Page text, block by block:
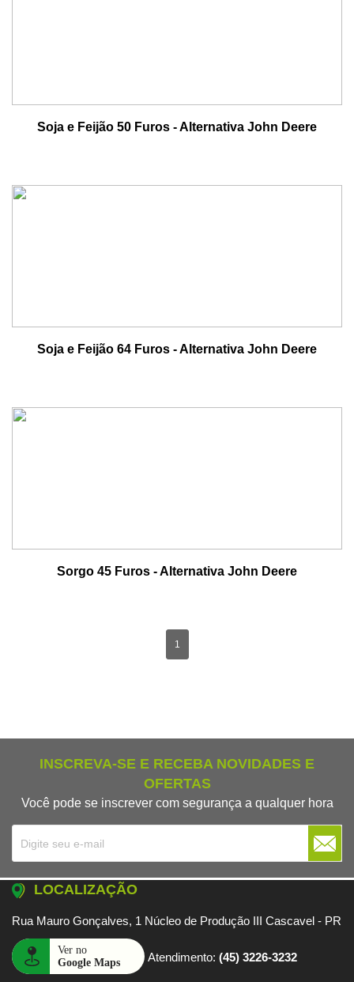
Soja e Feijão 50 Furos - Alternativa John Deere
Soja e Feijão 64 Furos - Alternativa John Deere
Sorgo 45 Furos - Alternativa John Deere
1
INSCREVA-SE E RECEBA NOVIDADES E
OFERTAS
Você pode se inscrever com segurança a qualquer hora
LOCALIZAÇÃO
Rua Mauro Gonçalves, 1 Núcleo de Produção III Cascavel - PR
Atendimento: (45) 3226-3232